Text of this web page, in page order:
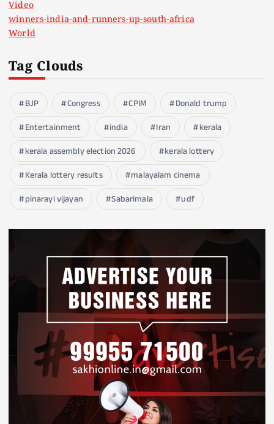
Video
winners-india-and-runners-up-south-africa
World
Tag Clouds
BJP Congress CPIM
Donald trump
Entertainment
india Iran
kerala
kerala assembly election 2026
kerala lottery
Kerala lottery results
malayalam cinema
pinarayi vijayan
Sabarimala udf